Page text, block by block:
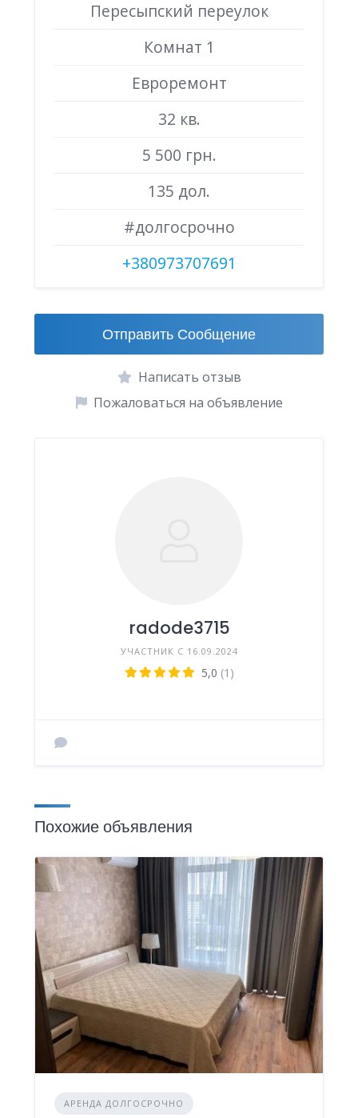
Пересыпский переулок
Комнат 1
Евроремонт
32 кв.
5 500 грн.
135 дол.
#долгосрочно
+380973707691
Отправить Сообщение
Написать отзыв
Пожаловаться на объявление
radode3715
УЧАСТНИК С 16.09.2024
5,0 (1)
Похожие объявления
АРЕНДА ДОЛГОСРОЧНО